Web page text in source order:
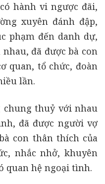
hành vi ngược đãi,
xuyên đánh đập,
phạm đến danh dự,
đã được bà con
quan, tổ chức, đoàn
lần.
chung thuỷ với nhau
đã được người vợ
con thân thích của
nhắc nhở, khuyên
quan hệ ngoại tình.